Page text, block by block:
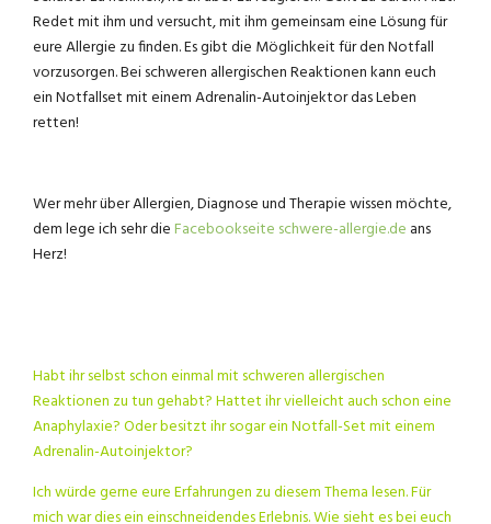
Redet mit ihm und versucht, mit ihm gemeinsam eine Lösung für
eure Allergie zu finden. Es gibt die Möglichkeit für den Notfall
vorzusorgen. Bei schweren allergischen Reaktionen kann euch
ein Notfallset mit einem Adrenalin-Autoinjektor das Leben
retten!
Wer mehr über Allergien, Diagnose und Therapie wissen möchte,
dem lege ich sehr dieFacebookseite schwere-allergie.de ans
Herz!
Habt ihr selbst schon einmal mit schweren allergischen
Reaktionen zu tun gehabt? Hattet ihr vielleicht auch schon eine
Anaphylaxie? Oder besitzt ihr sogar ein Notfall-Set mit einem
Adrenalin-Autoinjektor?
Ich würde gerne eure Erfahrungen zu diesem Thema lesen. Für
mich war dies ein einschneidendes Erlebnis. Wie sieht es bei euch